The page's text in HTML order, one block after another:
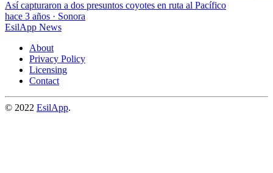
Así capturaron a dos presuntos coyotes en ruta al Pacífico
hace 3 años · Sonora
EsilApp News
About
Privacy Policy
Licensing
Contact
© 2022 EsilApp.